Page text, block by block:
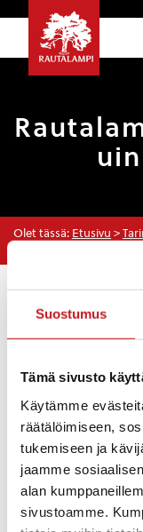
Suostumus
Tämä sivusto
Käytämme
räätälöimiseen,
tukemiseen ja
jaamme
alan
sivustoamme.
Olet tässä: Etusivu >
Tarinat
Koulutamme
Vaatimuksena
Lisätietoja alla
Haku avoinna